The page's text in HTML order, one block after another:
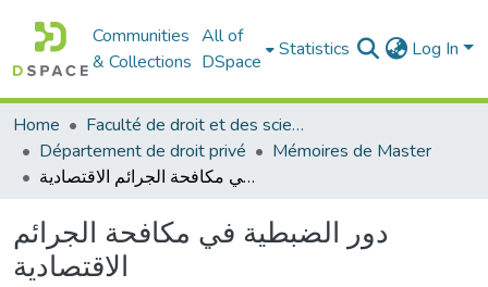
Communities
& Collections
All of
DSpace
Statistics Log In
Home
Faculté de droit et des sciences politiques
Département de droit privé
Mémoires de Master
دور الضبطية في مكافحة الجرائم الاقتصادية
دور الضبطية في مكافحة الجرائم
الاقتصادية